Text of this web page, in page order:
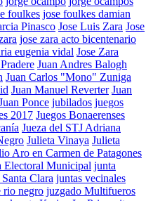
foulkes jose foulkes damian
Pinasco Jose Luis Zara Jose
jose zara acto bicentenario
eugenia vidal Jose Zara
Juan Andres Balogh
Juan Carlos "Mono" Zuniga
Juan Manuel Reverter Juan
Ponce jubilados juegos
2017 Juegos Bonaerenses
Jueza del STJ Adriana
Julieta Vinaya Julieta
Aro en Carmen de Patagones
Electoral Municipal junta
Clara juntas vecinales
rio negro juzgado Multifueros